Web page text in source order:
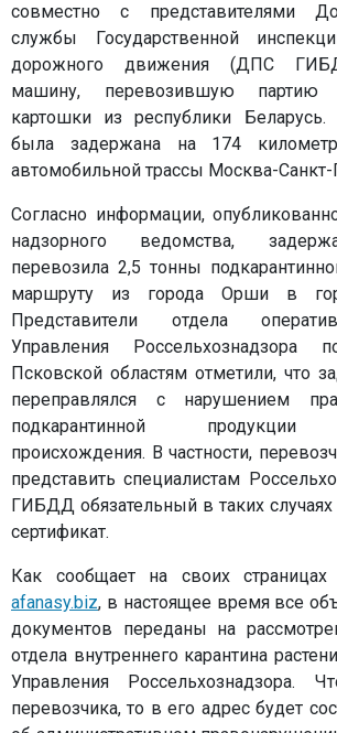
совместно с представителями
службы Государственной
дорожного движения (ДПС
машину, перевозившую партию
картошки из республики
была задержана на 174
автомобильной трассы Москва-Санкт-
Согласно информации,
надзорного ведомства,
перевозила 2,5 тонны
маршруту из города Орши в
Представители отдела
Управления
Псковской областям отметили, что
переправлялся с нарушением
подкарантинной продукции
происхождения. В частности,
представить специалистам
ГИБДД обязательный в таких
сертификат.
Как сообщает на своих страницах
afanasy.biz, в настоящее время все
документов переданы на
отдела внутреннего карантина
Управления Россельхознадзора.
перевозчика, то в его адрес будет